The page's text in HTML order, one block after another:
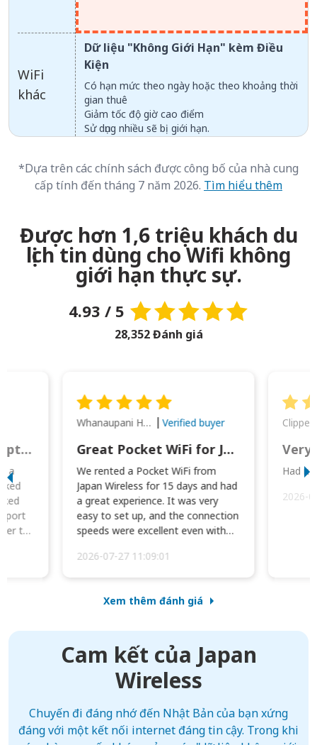
WiFi
khác
Dữ liệu "Không Giới Hạn" kèm Điều
Kiện
Có hạn mức theo ngày hoặc theo khoảng thời
gian thuê
Giảm tốc độ giờ cao điểm
Sử dụng nhiều sẽ bị giới hạn.
*Dựa trên các chính sách được công bố của nhà cung
cấp tính đến tháng 7 năm 2026. Tìm hiểu thêm
Được hơn 1,6 triệu khách du
lịch tin dùng cho Wifi không
giới hạn thực sự.
4.93 / 5
28,352 Đánh giá
This was wonderful option to a family of four. Everything worked smoothly.
a
to
Whanaupani Henry Joseph Macown Verified buyer
Great Pocket WiFi for Japan Travel
We rented a Pocket WiFi from
Japan Wireless for 15 days and had
a great experience. It was very
easy to set up, and the connection
speeds were excellent even with
2026-07-27 11:09:01
Very
Had
2026-
Xem thêm đánh giá
Cam kết của Japan
Wireless
Chuyến đi đáng nhớ đến Nhật Bản của bạn xứng
đáng với một kết nối internet đáng tin cậy. Trong khi